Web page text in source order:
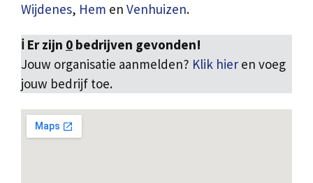
Wijdenes, Hem en Venhuizen.
ℹ️ Er zijn 0 bedrijven gevonden!
Jouw organisatie aanmelden? Klik hier en voeg
jouw bedrijf toe.